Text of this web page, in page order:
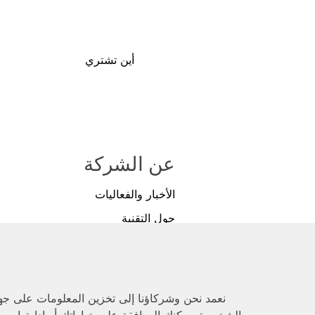
أين تشتري
عن الشركة
الأخبار والفعاليات
حول التقنية
المتجر
نعمد نحن وشركاؤنا إلى تخزين المعلومات على